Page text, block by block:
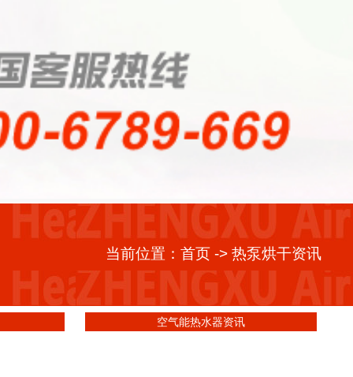
当前位置： 首页-> 热泵烘干资讯
空气能热水器资讯